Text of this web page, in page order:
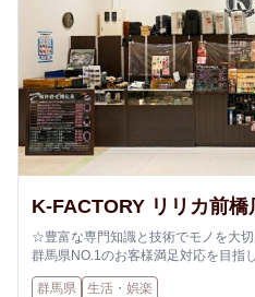
K-FACTORY リリカ前橋
☆豊富な専門知識と技術でモノを大
群馬県NO.1のお客様満足対応を目指
群馬県 生活・娯楽